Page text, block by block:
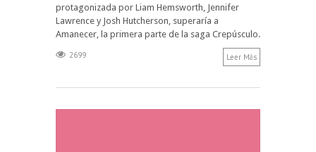
protagonizada por Liam Hemsworth, Jennifer
Lawrence y Josh Hutcherson, superaría a
Amanecer, la primera parte de la saga Crepúsculo.
2699 Leer Más